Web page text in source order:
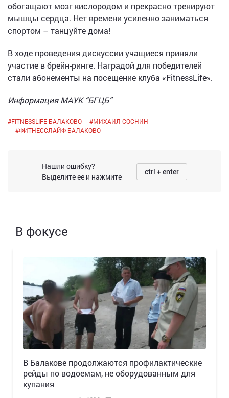
обогащают мозг кислородом и прекрасно тренируют
мышцы сердца. Нет времени усиленно заниматься
спортом – танцуйте дома!
В ходе проведения дискуссии учащиеся приняли
участие в брейн-ринге. Наградой для победителей
стали абонементы на посещение клуба «FitnessLife».
Информация МАУК “БГЦБ”
#FITNESSLIFE БАЛАКОВО #МИХАИЛ СОСНИН
#ФИТНЕССЛАЙФ БАЛАКОВО
Нашли ошибку?
Выделите ее и нажмите
ctrl + enter
В фокусе
В Балакове продолжаются профилактические
рейды по водоемам, не оборудованным для
купания